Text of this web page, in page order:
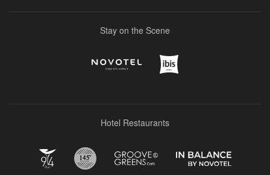
Stay on the Scene
Hotel Restaurants